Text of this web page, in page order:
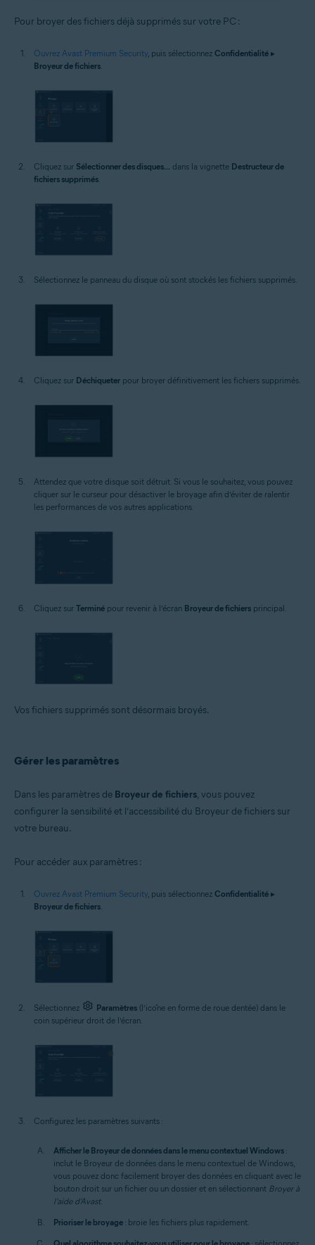
Pour broyer des fichiers déjà supprimés sur votre PC :
Ouvrez Avast Premium Security , puis sélectionnez Confidentialité ▸
Broyeur de fichiers
Cliquez sur Sélectionner des disques... dans la vignette Destructeur de
fichiers supprimés
Sélectionnez le panneau du disque où sont stockés les fichiers supprimés.
Cliquez sur Déchiqueter pour broyer définitivement les fichiers supprimés.
Attendez que votre disque soit détruit. Si vous le souhaitez, vous pouvez
cliquer sur le curseur pour désactiver le broyage afin d’éviter de ralentir
les performances de vos autres applications.
Cliquez sur Terminé pour revenir à l’écran Broyeur de fichiers principal.
Vos fichiers supprimés sont désormais broyés.
Gérer les paramètres
Dans les paramètres de Broyeur de fichiers, vous pouvez
configurer la sensibilité et l’accessibilité du Broyeur de fichiers sur
votre bureau.
Pour accéder aux paramètres :
Ouvrez Avast Premium Security, puis sélectionnez Confidentialité ▸
Broyeur de fichiers.
Sélectionnez Paramètres (l’icône en forme de roue dentée) dans le
coin supérieur droit de l’écran.
Configurez les paramètres suivants :
Afficher le Broyeur de données dans le menu contextuel Windows :
inclut le Broyeur de données dans le menu contextuel de Windows,
vous pouvez donc facilement broyer des données en cliquant avec le
bouton droit sur un fichier ou un dossier et en sélectionnant Broyer à
l’aide d’Avast.
Prioriser le broyage : broie les fichiers plus rapidement.